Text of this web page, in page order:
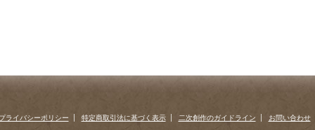
ライバシーポリシー 特定商取引法に基づく表示 二次創作のガイドライン お問い合わせ